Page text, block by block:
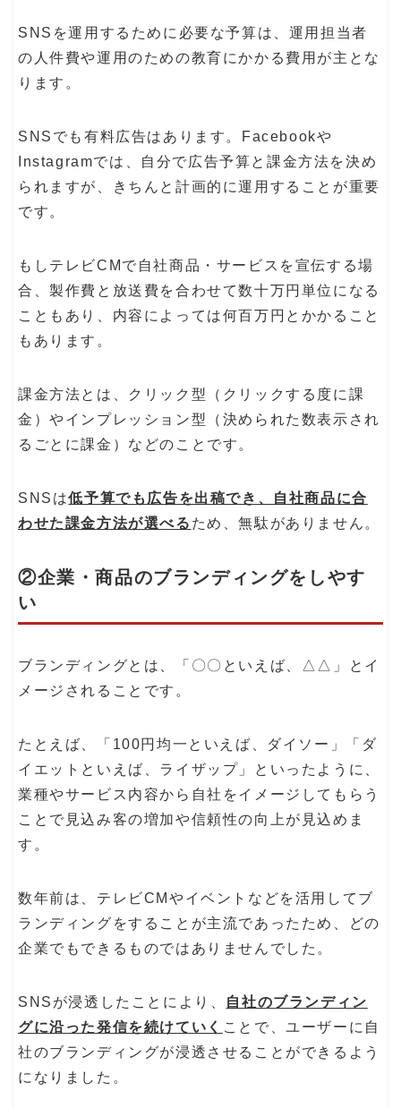
SNSを運用するために必要な予算は、運用担当者
の人件費や運用のための教育にかかる費用が主とな
ります。
SNSでも有料広告はあります。Facebookや
Instagramでは、自分で広告予算と課金方法を決め
られますが、きちんと計画的に運用することが重要
です。
もしテレビCMで自社商品・サービスを宣伝する場
合、製作費と放送費を合わせて数十万円単位になる
こともあり、内容によっては何百万円とかかること
もあります。
課金方法とは、クリック型（クリックする度に課
金）やインプレッション型（決められた数表示され
るごとに課金）などのことです。
SNSは低予算でも広告を出稿でき、自社商品に合
わせた課金方法が選べる ため、無駄がありません。
②企業・商品のブランディングをしやす
い
ブランディングとは、「〇〇といえば、△△」とイ
メージされることです。
たとえば、「100円均一といえば、ダイソー」「ダ
イエットといえば、ライザップ」といったように、
業種やサービス内容から自社をイメージしてもらう
ことで見込み客の増加や信頼性の向上が見込めま
す。
数年前は、テレビCMやイベントなどを活用してブ
ランディングをすることが主流であったため、どの
企業でもできるものではありませんでした。
SNSが浸透したことにより、 自社のブランディン
グに沿った発信を続けていく ことで、ユーザーに自
社のブランディングが浸透させることができるよう
になりました。